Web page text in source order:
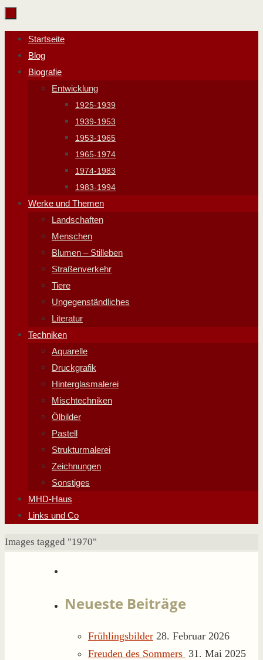
Zum
Inhalt
springen
Zum
Inhalt
springen
Startseite
Blog
Biografie
Entwicklung
1925-1939
1939-1953
1953-1965
1965-1974
1974-1983
1983-1994
Werke und Themen
Landschaften
Menschen
Blumen – Stilleben
Straßenverkehr
Tiere
Ungegenständliches
Literatur
Techniken
Aquarelle
Druckgrafik
Hinterglasmalerei
Mischtechniken
Ölbilder
Pastell
Strukturmalerei
Zeichnungen
Sonstiges
MHD-Haus
Links und Co
Start
Images tagged "1970"
Neueste Beiträge
Frühlingsbilder 28. Februar 2026
Freuden des Sommers 31. Mai 2025